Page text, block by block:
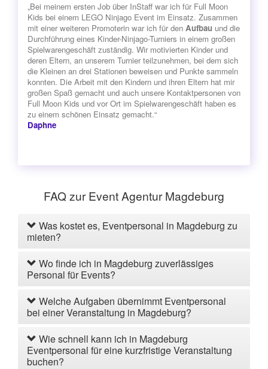
„Bei meinem ersten Job über InStaff war ich für Full Moon
Kids bei einem LEGO Ninjago Event im Einsatz. Zusammen
mit einer weiteren Promoterin war ich für den Aufbau und die
Durchführung eines Kinder-Ninjago-Turniers in einem großen
Spielwarengeschäft zuständig. Wir motivierten Kinder und
deren Eltern, an unserem Turnier teilzunehmen, bei dem sich
die Kleinen an drei Stationen beweisen und Punkte sammeln
konnten. Die Arbeit mit den Kindern und ihren Eltern hat mir
großen Spaß gemacht und auch unsere Kontaktpersonen von
Full Moon Kids und vor Ort im Spielwarengeschäft haben es
zu einem schönen Einsatz gemacht.“
Daphne
FAQ zur Event Agentur Magdeburg
Was kostet es, Eventpersonal in Magdeburg zu
mieten?
Wo finde ich in Magdeburg zuverlässiges
Personal für Events?
Welche Aufgaben übernimmt Eventpersonal
bei einer Veranstaltung in Magdeburg?
Wie schnell kann ich in Magdeburg
Eventpersonal für eine kurzfristige Veranstaltung
buchen?